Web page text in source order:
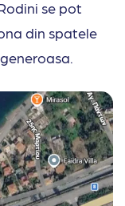
se pot
din spatele